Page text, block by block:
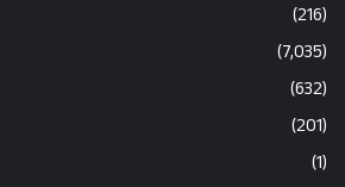
(216)
(7,035)
(632)
(201)
(1)